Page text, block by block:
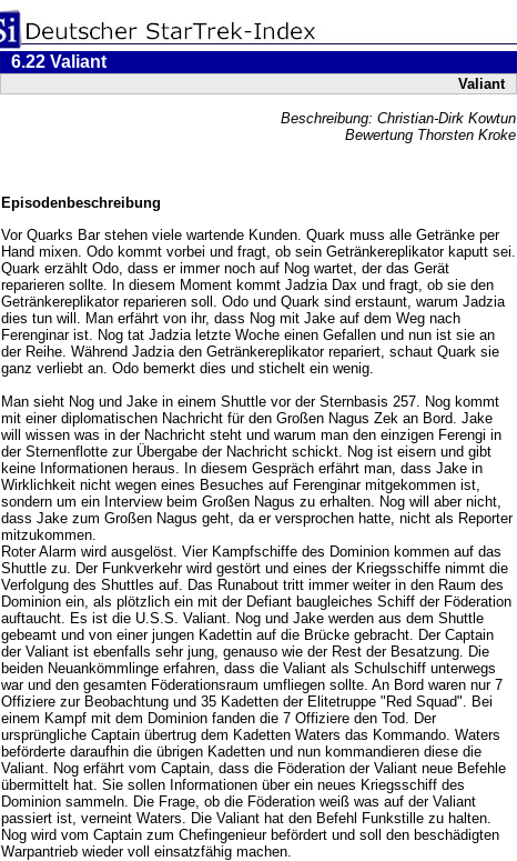
6.22 Valiant
Valiant
Beschreibung: Christian-Dirk Kowtun
Bewertung Thorsten Kroke
Episodenbeschreibung
Vor Quarks Bar stehen viele wartende Kunden. Quark muss alle Getränke per
Hand mixen. Odo kommt vorbei und fragt, ob sein Getränkereplikator kaputt sei.
Quark erzählt Odo, dass er immer noch auf Nog wartet, der das Gerät
reparieren sollte. In diesem Moment kommt Jadzia Dax und fragt, ob sie den
Getränkereplikator reparieren soll. Odo und Quark sind erstaunt, warum Jadzia
dies tun will. Man erfährt von ihr, dass Nog mit Jake auf dem Weg nach
Ferenginar ist. Nog tat Jadzia letzte Woche einen Gefallen und nun ist sie an
der Reihe. Während Jadzia den Getränkereplikator repariert, schaut Quark sie
ganz verliebt an. Odo bemerkt dies und stichelt ein wenig.
Man sieht Nog und Jake in einem Shuttle vor der Sternbasis 257. Nog kommt
mit einer diplomatischen Nachricht für den Großen Nagus Zek an Bord. Jake
will wissen was in der Nachricht steht und warum man den einzigen Ferengi in
der Sternenflotte zur Übergabe der Nachricht schickt. Nog ist eisern und gibt
keine Informationen heraus. In diesem Gespräch erfährt man, dass Jake in
Wirklichkeit nicht wegen eines Besuches auf Ferenginar mitgekommen ist,
sondern um ein Interview beim Großen Nagus zu erhalten. Nog will aber nicht,
dass Jake zum Großen Nagus geht, da er versprochen hatte, nicht als Reporter
mitzukommen.
Roter Alarm wird ausgelöst. Vier Kampfschiffe des Dominion kommen auf das
Shuttle zu. Der Funkverkehr wird gestört und eines der Kriegsschiffe nimmt die
Verfolgung des Shuttles auf. Das Runabout tritt immer weiter in den Raum des
Dominion ein, als plötzlich ein mit der Defiant baugleiches Schiff der Föderation
auftaucht. Es ist die U.S.S. Valiant. Nog und Jake werden aus dem Shuttle
gebeamt und von einer jungen Kadettin auf die Brücke gebracht. Der Captain
der Valiant ist ebenfalls sehr jung, genauso wie der Rest der Besatzung. Die
beiden Neuankömmlinge erfahren, dass die Valiant als Schulschiff unterwegs
war und den gesamten Föderationsraum umfliegen sollte. An Bord waren nur 7
Offiziere zur Beobachtung und 35 Kadetten der Elitetruppe "Red Squad". Bei
einem Kampf mit dem Dominion fanden die 7 Offiziere den Tod. Der
ursprüngliche Captain übertrug dem Kadetten Waters das Kommando. Waters
beförderte daraufhin die übrigen Kadetten und nun kommandieren diese die
Valiant. Nog erfährt vom Captain, dass die Föderation der Valiant neue Befehle
übermittelt hat. Sie sollen Informationen über ein neues Kriegsschiff des
Dominion sammeln. Die Frage, ob die Föderation weiß was auf der Valiant
passiert ist, verneint Waters. Die Valiant hat den Befehl Funkstille zu halten.
Nog wird vom Captain zum Chefingenieur befördert und soll den beschädigten
Warpantrieb wieder voll einsatzfähig machen.